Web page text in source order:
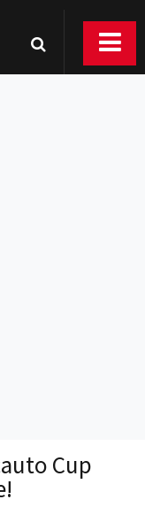
Cup